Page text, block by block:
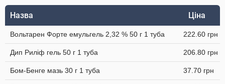
Назва Ціна
Вольтарен Форте емульгель 2,32 % 50 г 1 туба 222.60 грн
Дип Риліф гель 50 г 1 туба 206.80 грн
Бом-Бенге мазь 30 г 1 туба 37.70 грн